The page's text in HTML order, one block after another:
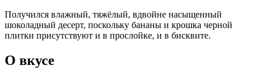
Получился влажный, тяжёлый, вдвойне насыщенный
шоколадный десерт, поскольку бананы и крошка черной
плитки присутствуют и в прослойке, и в бисквите.
О вкусе